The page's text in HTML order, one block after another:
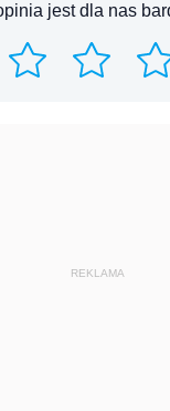
jest dla nas
REKLAMA